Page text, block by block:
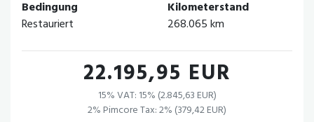
Bedingung
Restauriert
Kilometerstand
268.065 km
22.195,95 EUR
15% VAT: 15% (2.845,63 EUR)
2% Pimcore Tax: 2% (379,42 EUR)